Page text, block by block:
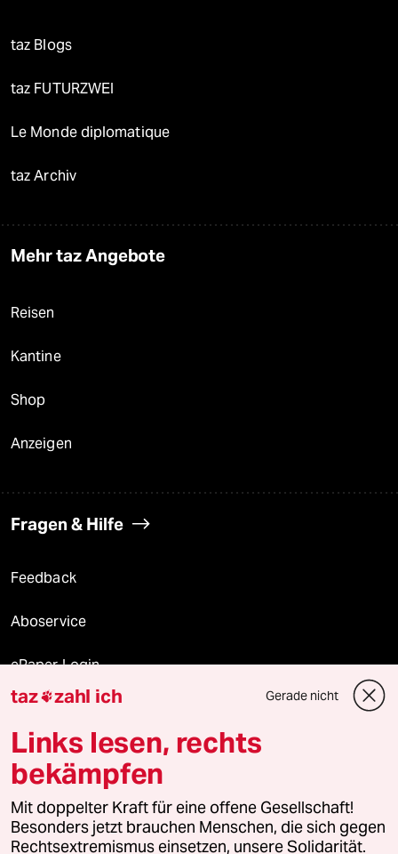
taz Blogs
taz FUTURZWEI
Le Monde diplomatique
taz Archiv
Mehr taz Angebote
Reisen
Kantine
Shop
Anzeigen
Fragen & Hilfe
Feedback
Aboservice
ePaper Login
Downloads für Abonnierende
© 2026 taz Verlags und Vertriebs GmbH
Alle Rechte vorbehalten. Bei rechtlichen Fragen oder für Genehmigungen
wenden Sie sich bitte an lizenzen@taz.de
taz zahl ich Gerade nicht
Links lesen, rechts
bekämpfen
Mit doppelter Kraft für eine offene Gesellschaft!
Besonders jetzt brauchen Menschen, die sich gegen
Rechtsextremismus einsetzen, unsere Solidarität.